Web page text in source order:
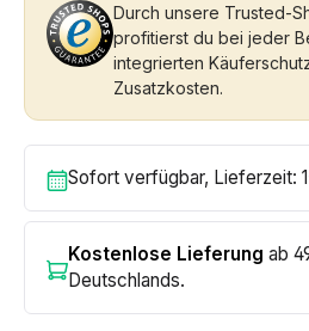
Durch unsere Trusted-
profitierst du bei jeder
integrierten
Zusatzkosten.
Sofort verfügbar, Lieferzeit:
Kostenlose Lieferung ab
Deutschlands.